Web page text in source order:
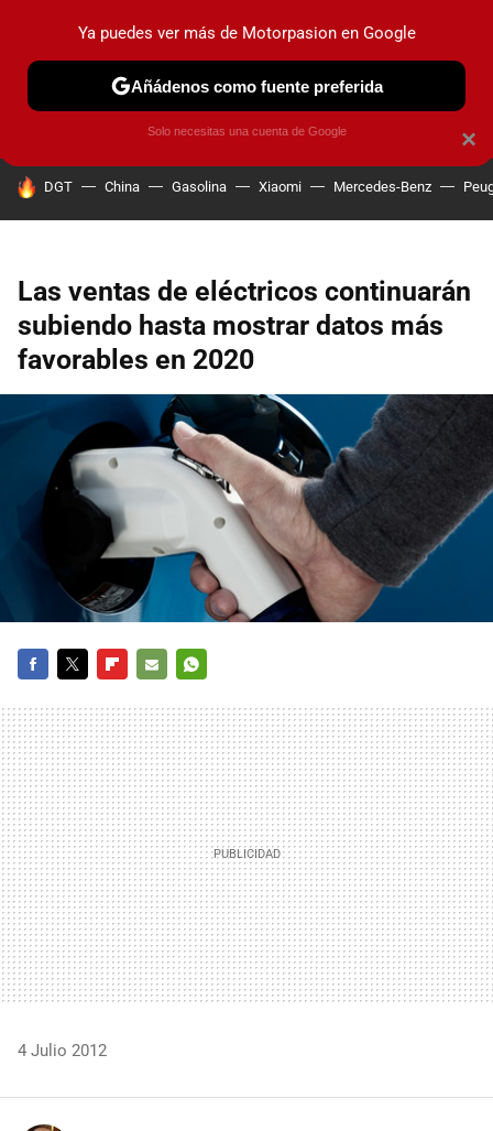
PRUEBAS COCHES ELÉCTRICOS OBSERVATORIO
HOY SE HABLA DE
DGT China Gasolina Xiaomi Mercedes-Benz
Las ventas de eléctricos continuarán
subiendo hasta mostrar datos más
favorables en 2020
MAIL
4 Julio 2012
×
Ya puedes ver más de Motorpasion en Google
Añádenos como fuente preferida
Solo necesitas una cuenta de Google